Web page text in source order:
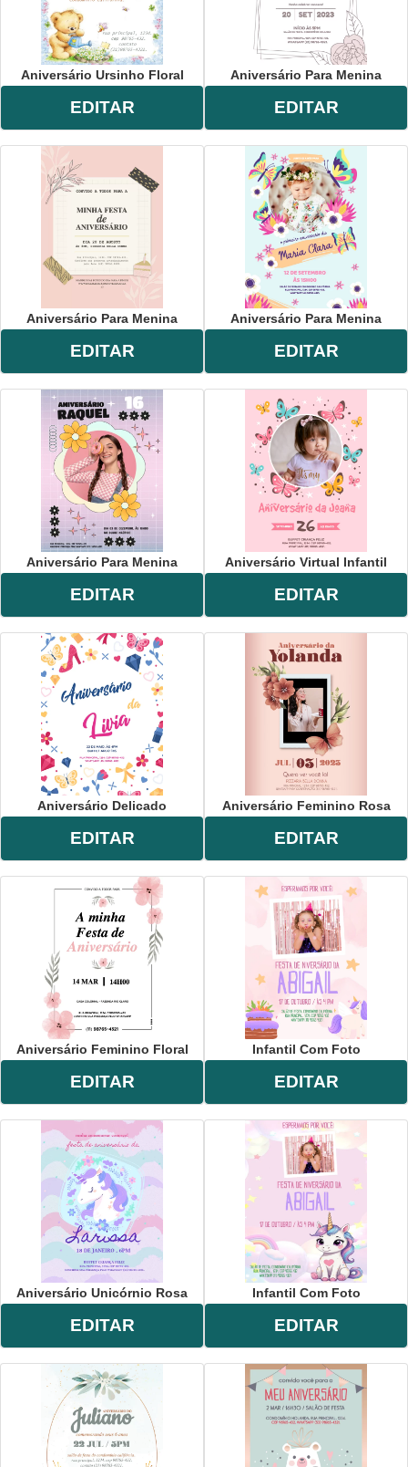
Aniversário Ursinho Floral
EDITAR
Aniversário Para Menina
EDITAR
Aniversário Para Menina
EDITAR
Aniversário Para Menina
EDITAR
Aniversário Para Menina
EDITAR
Aniversário Virtual Infantil
EDITAR
Aniversário Delicado
EDITAR
Aniversário Feminino Rosa
EDITAR
Aniversário Feminino Floral
EDITAR
Infantil Com Foto
EDITAR
Aniversário Unicórnio Rosa
EDITAR
Infantil Com Foto
EDITAR